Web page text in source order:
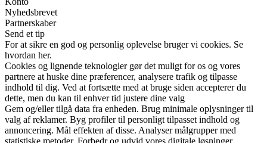
Nyhedsbrevet
Partnerskaber
Send et tip
For at sikre en god og personlig oplevelse bruger vi cookies. Se
hvordan her.
Cookies og lignende teknologier gør det muligt for os og vores
partnere at huske dine præferencer, analysere trafik og tilpasse
indhold til dig. Ved at fortsætte med at bruge siden accepterer du
dette, men du kan til enhver tid justere dine valg
Gem og/eller tilgå data fra enheden. Brug minimale oplysninger til
valg af reklamer. Byg profiler til personligt tilpasset indhold og
annoncering. Mål effekten af disse. Analyser målgrupper med
statistiske metoder. Forbedr og udvid vores digitale løsninger